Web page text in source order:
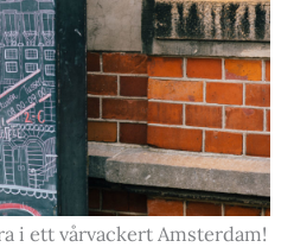
i ett vårvackert Amsterdam!